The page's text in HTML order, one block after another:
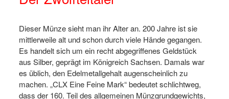
Dieser Münze sieht man ihr Alter an. 200 Jahre ist sie
mittlerweile alt und schon durch viele Hände gegangen.
Es handelt sich um ein recht abgegriffenes Geldstück
aus Silber, geprägt im Königreich Sachsen. Damals war
es üblich, den Edelmetallgehalt augenscheinlich zu
machen. „CLX Eine Feine Mark“ bedeutet schlichtweg,
dass der 160. Teil des allgemeinen Münzgrundgewichts,